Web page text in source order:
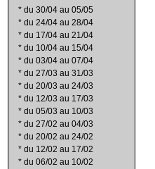
* du 30/04 au 05/05
* du 24/04 au 28/04
* du 17/04 au 21/04
* du 10/04 au 15/04
* du 03/04 au 07/04
* du 27/03 au 31/03
* du 20/03 au 24/03
* du 12/03 au 17/03
* du 05/03 au 10/03
* du 27/02 au 04/03
* du 20/02 au 24/02
* du 12/02 au 17/02
* du 06/02 au 10/02